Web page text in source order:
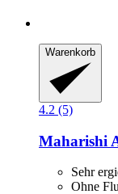
Warenkorb
4.2 (5)
Maharishi
Sehr
Ohne